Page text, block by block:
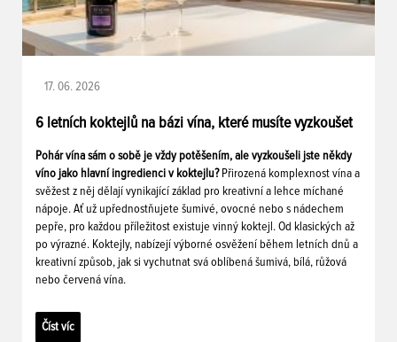
17. 06. 2026
6 letních koktejlů na bázi vína, které musíte vyzkoušet
Pohár vína sám o sobě je vždy potěšením, ale vyzkoušeli jste někdy
víno jako hlavní ingredienci v koktejlu? Přirozená komplexnost vína a
svěžest z něj dělají vynikající základ pro kreativní a lehce míchané
nápoje. Ať už upřednostňujete šumivé, ovocné nebo s nádechem
pepře, pro každou příležitost existuje vinný koktejl. Od klasických až
po výrazné. Koktejly, nabízejí výborné osvěžení během letních dnů a
kreativní způsob, jak si vychutnat svá oblíbená šumivá, bílá, růžová
nebo červená vína.
Číst víc